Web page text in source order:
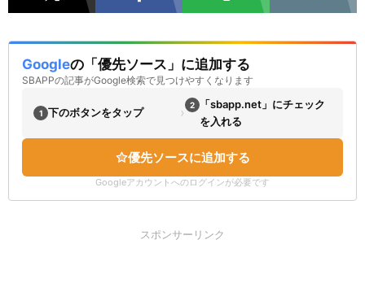
Googleの「優先ソース」に追加する
SBAPPの記事がGoogle検索で見つけやすくなります
1 下のボタンをタップ › 2
「sbapp.net」にチェック
を入れる
優先ソースに追加する
Googleアカウントへのログインが必要です
スポンサーリンク